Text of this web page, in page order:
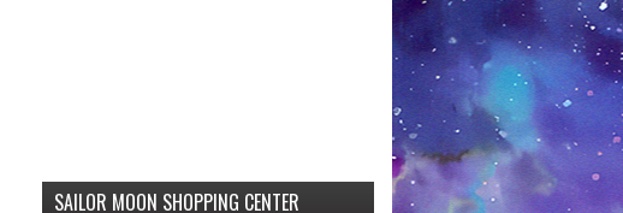
SAILOR MOON SHOPPING CENTER